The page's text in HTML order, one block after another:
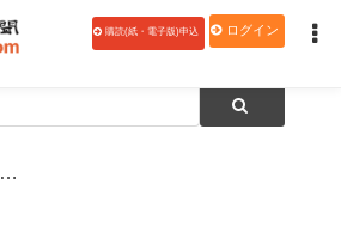
購読(紙・電子版)申込 ログイン
神戸ポートピアホテル、 スイーツブッフェ「